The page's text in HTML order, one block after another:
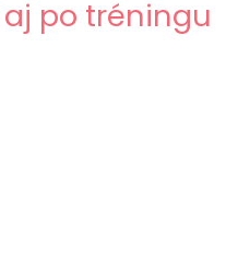
po tréningu